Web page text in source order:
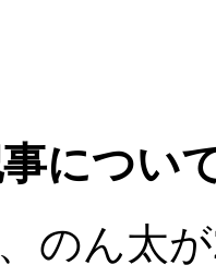
につい
のん太